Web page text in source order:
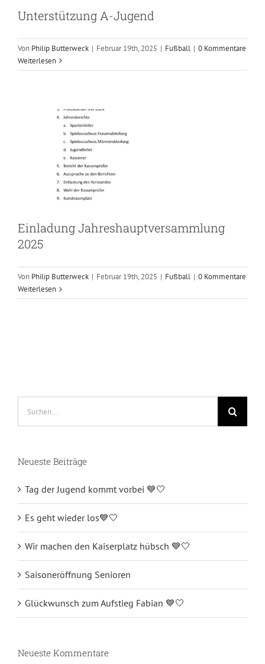
Unterstützung A-Jugend
Von Philip Butterweck | Februar 19th, 2025 | Fußball | 0 Kommentare
WeiterlesenEinladung Jahreshauptversammlung
Einladung Jahreshauptversammlung
2025
Von Philip Butterweck | Februar 19th, 2025 | Fußball | 0 Kommentare
Weiterlesen
Neueste Beiträge
Tag der Jugend kommt vorbei 💙🤍
Es geht wieder los💙🤍
Wir machen den Kaiserplatz hübsch 💙🤍
Saisoneröffnung Senioren
Glückwunsch zum Aufstieg Fabian 💙🤍
Neueste Kommentare